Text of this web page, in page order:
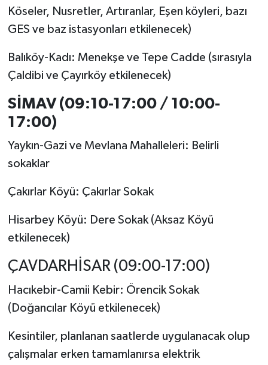
Köseler, Nusretler, Artıranlar, Eşen köyleri, bazı
GES ve baz istasyonları etkilenecek)
Balıköy-Kadı: Menekşe ve Tepe Cadde (sırasıyla
Çaldibi ve Çayırköy etkilenecek)
SİMAV (09:10-17:00 / 10:00-
17:00)
Yaykın-Gazi ve Mevlana Mahalleleri: Belirli
sokaklar
Çakırlar Köyü: Çakırlar Sokak
Hisarbey Köyü: Dere Sokak (Aksaz Köyü
etkilenecek)
ÇAVDARHİSAR (09:00-17:00)
Hacıkebir-Camii Kebir: Örencik Sokak
(Doğancılar Köyü etkilenecek)
Kesintiler, planlanan saatlerde uygulanacak olup
çalışmalar erken tamamlanırsa elektrik